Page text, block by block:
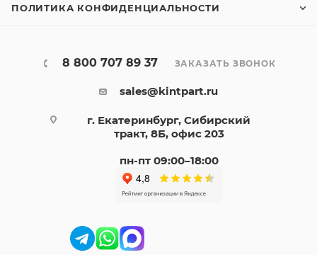
ПОЛИТИКА КОНФИДЕНЦИАЛЬНОСТИ
8 800 707 89 37 ЗАКАЗАТЬ ЗВОНОК
sales@kintpart.ru
г. Екатеринбург, Сибирский
тракт, 8Б, офис 203
пн-пт 09:00–18:00